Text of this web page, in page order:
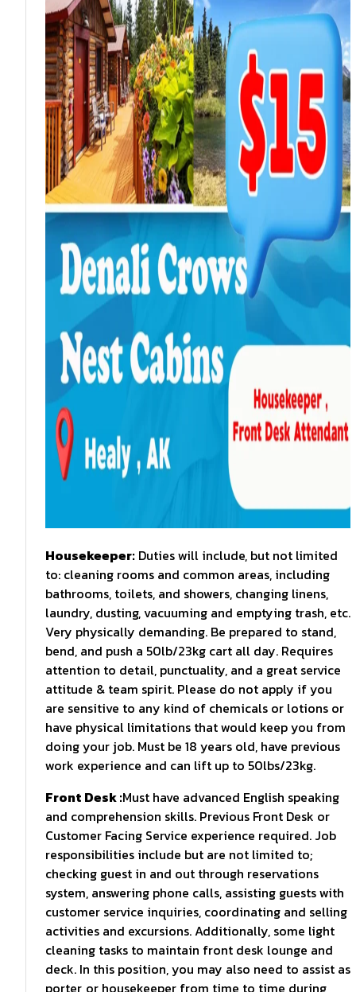
Housekeeper: Duties will include, but not limited
to: cleaning rooms and common areas, including
bathrooms, toilets, and showers, changing linens,
laundry, dusting, vacuuming and emptying trash, etc.
Very physically demanding. Be prepared to stand,
bend, and push a 50lb/23kg cart all day. Requires
attention to detail, punctuality, and a great service
attitude & team spirit. Please do not apply if you
are sensitive to any kind of chemicals or lotions or
have physical limitations that would keep you from
doing your job. Must be 18 years old, have previous
work experience and can lift up to 50lbs/23kg.
Front Desk :Must have advanced English speaking
and comprehension skills. Previous Front Desk or
Customer Facing Service experience required. Job
responsibilities include but are not limited to;
checking guest in and out through reservations
system, answering phone calls, assisting guests with
customer service inquiries, coordinating and selling
activities and excursions. Additionally, some light
cleaning tasks to maintain front desk lounge and
deck. In this position, you may also need to assist as